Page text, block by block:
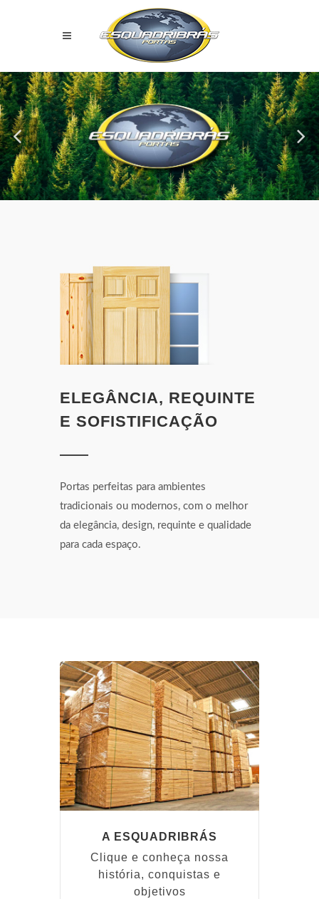
ELEGÂNCIA, REQUINTE
E SOFISTIFICAÇÃO
Portas perfeitas para ambientes
tradicionais ou modernos, com o melhor
da elegância, design, requinte e qualidade
para cada espaço.
A ESQUADRIBRÁS
Clique e conheça nossa
história, conquistas e
objetivos